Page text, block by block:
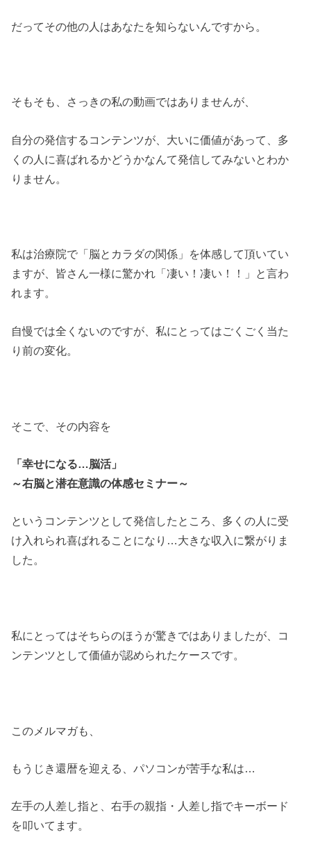
だってその他の人はあなたを知らないんですから。
そもそも、さっきの私の動画ではありませんが、
自分の発信するコンテンツが、大いに価値があって、多
くの人に喜ばれるかどうかなんて発信してみないとわか
りません。
私は治療院で「脳とカラダの関係」を体感して頂いてい
ますが、皆さん一様に驚かれ「凄い！凄い！！」と言わ
れます。
自慢では全くないのですが、私にとってはごくごく当た
り前の変化。
そこで、その内容を
「幸せになる…脳活」
～右脳と潜在意識の体感セミナー～
というコンテンツとして発信したところ、多くの人に受
け入れられ喜ばれることになり…大きな収入に繋がりま
した。
私にとってはそちらのほうが驚きではありましたが、コ
ンテンツとして価値が認められたケースです。
このメルマガも、
もうじき還暦を迎える、パソコンが苦手な私は…
左手の人差し指と、右手の親指・人差し指でキーボード
を叩いてます。